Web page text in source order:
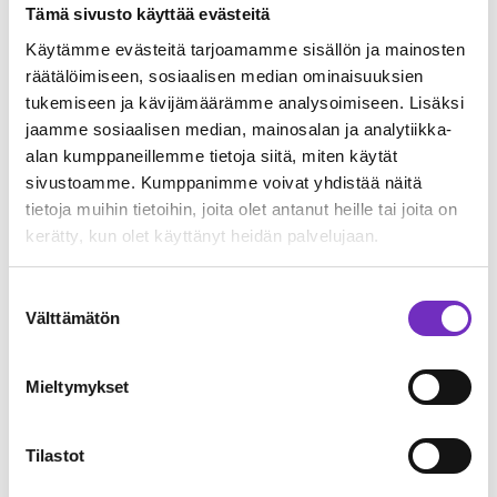
Tämä sivusto käyttää evästeitä
Käytämme evästeitä tarjoamamme sisällön ja mainosten
räätälöimiseen, sosiaalisen median ominaisuuksien
tukemiseen ja kävijämäärämme analysoimiseen. Lisäksi
jaamme sosiaalisen median, mainosalan ja analytiikka-
alan kumppaneillemme tietoja siitä, miten käytät
sivustoamme. Kumppanimme voivat yhdistää näitä
tietoja muihin tietoihin, joita olet antanut heille tai joita on
kerätty, kun olet käyttänyt heidän palvelujaan.
valinta
Välttämätön
Mieltymykset
Tilastot
Lisäksi AI Assistant -ominaisuuteen on lisätty käytettävissä
olevia AI-malleja. Valikoima kattaa tällä hetkellä laajasti
OpenAI:n sekä Anthropicin malleja.
Lue lisääAdeona PIM AI Assistantista ja tekoälyn
hyödyntämisestä tuotetiedonhallinnassa.
Muita parannuksia
esimerkiksi
Pending changes –ominaisuuden
toimintoja
on parannettu, sivupaneelin navigaatiota on selkeytetty ja
määrä tiedostokansiossa ja alikansioissa.